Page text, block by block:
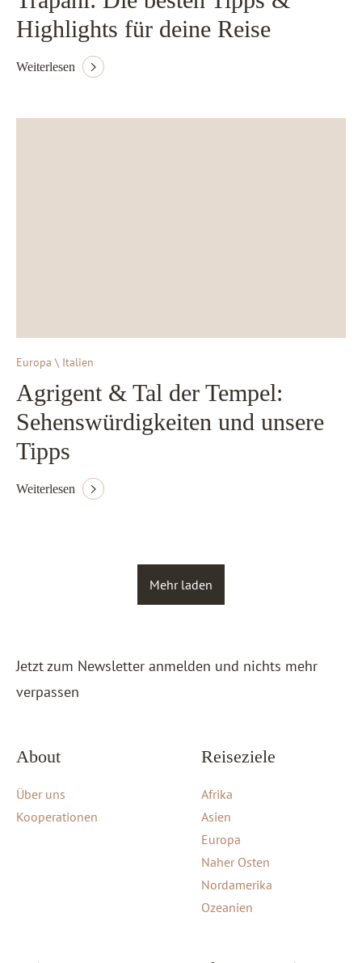
Highlights für deine Reise
Weiterlesen
Europa \ Italien
Agrigent & Tal der Tempel:
Sehenswürdigkeiten und unsere
Tipps
Weiterlesen
Mehr laden
Jetzt zum Newsletter anmelden und nichts mehr
verpassen
About
Über uns
Kooperationen
Reiseziele
Afrika
Asien
Europa
Naher Osten
Nordamerika
Ozeanien